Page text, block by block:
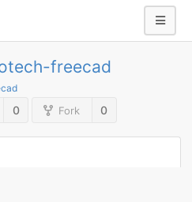
freecad
0 Fork 0